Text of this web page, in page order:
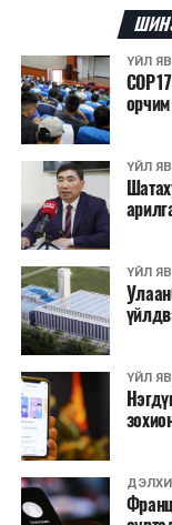
Мөн
2025 оны 25/01
хувийн хэвшлийн
төслийн
барих төслийг
хэлбэрээр
Лаг хатаах,
байгууламжаас
аргаар
зориулалттай.
эзлэхүүн нь 90
болон бусад
боломжтой.
Түүнчлэн
болон дулааны
болдог. Зарим
үлдэх үнснээс
ҮЙЛ
ҮЙЛ
ҮЙЛ
ҮЙЛ